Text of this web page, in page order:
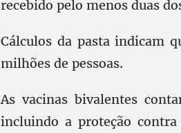
recebido pelo menos duas
Cálculos da pasta indicam
milhões de pessoas.
As vacinas bivalentes
incluindo a proteção